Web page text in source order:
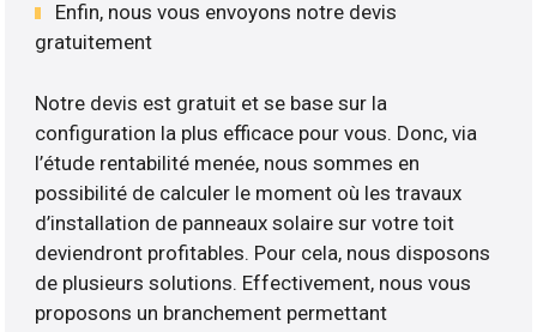
Enfin, nous vous envoyons notre devis
gratuitement
Notre devis est gratuit et se base sur la
configuration la plus efficace pour vous. Donc, via
l’étude rentabilité menée, nous sommes en
possibilité de calculer le moment où les travaux
d’installation de panneaux solaire sur votre toit
deviendront profitables. Pour cela, nous disposons
de plusieurs solutions. Effectivement, nous vous
proposons un branchement permettant